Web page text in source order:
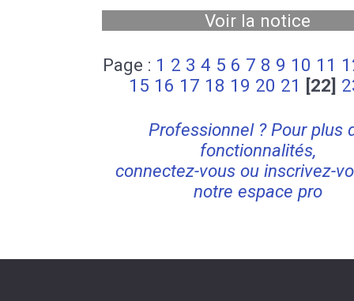
Voir la notice
Page : 1 2 3 4 5 6 7 8 9 10 11
15 16 17 18 19 20 21 [22]
Professionnel ? Pour plus
fonctionnalités,
connectez-vous ou inscrivez-
notre espace pro